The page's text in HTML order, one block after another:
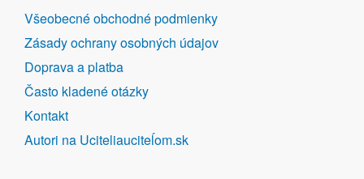
DALŠÍ
ODKAZY
Všeobecné obchodné podmienky
Zásady ochrany osobných údajov
Doprava a platba
Často kladené otázky
Kontakt
Autori na Uciteliauciteĺom.sk